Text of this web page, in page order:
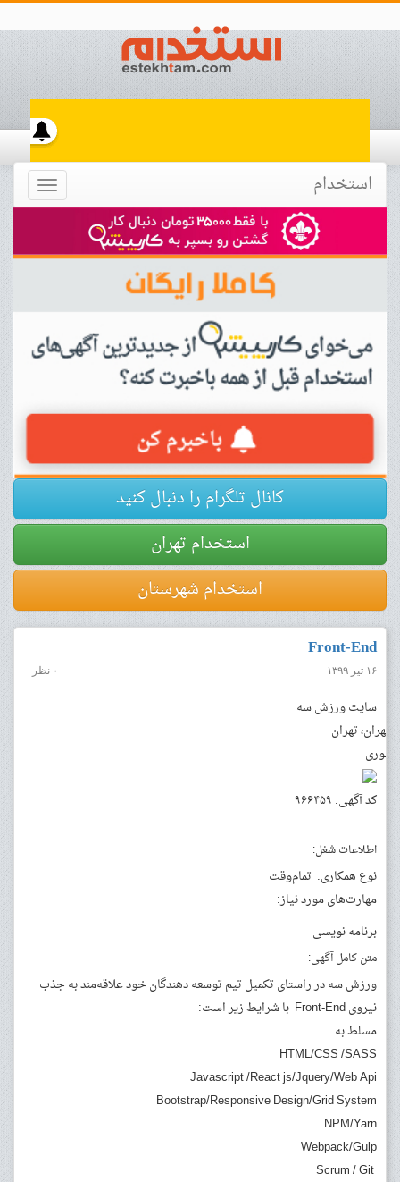
Toggle استخدام
کانال تلگرام را دنبال کنید
استخدام تهران
استخدام شهرستان
Front-End
۱۶ تیر ۱۳۹۹ ۰ نظر
سایت ورزش سه
تهران، تهران
فوری
کد آگهی: ۹۶۶۴۵۹
اطلاعات شغل:
نوع همکاری: تمام‌وقت
مهارت‌های مورد نیاز:
برنامه نویسی
متن کامل آگهی:
ورزش سه در راستای تکمیل تیم توسعه دهندگان خود علاقه‌مند به جذب
نیروی Front-End با شرایط زیر است:
مسلط به
HTML/CSS /SASS
Javascript /React js/Jquery/Web Api
Bootstrap/Responsive Design/Grid System
NPM/Yarn
Webpack/Gulp